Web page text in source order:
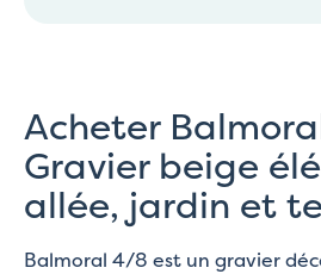
Acheter
Gravier beige
allée, jardin et
Balmoral 4/8 est un gravier